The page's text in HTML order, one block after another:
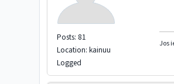
Posts: 81
Location: kainuu
Logged
Jos